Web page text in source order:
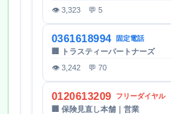
👁 3,323 💬 5
0361618994 固定電話
🏢 トラスティーパートナーズ
👁 3,242 💬 70
0120613209 フリーダイヤル
🏢 保険見直し本舗｜営業